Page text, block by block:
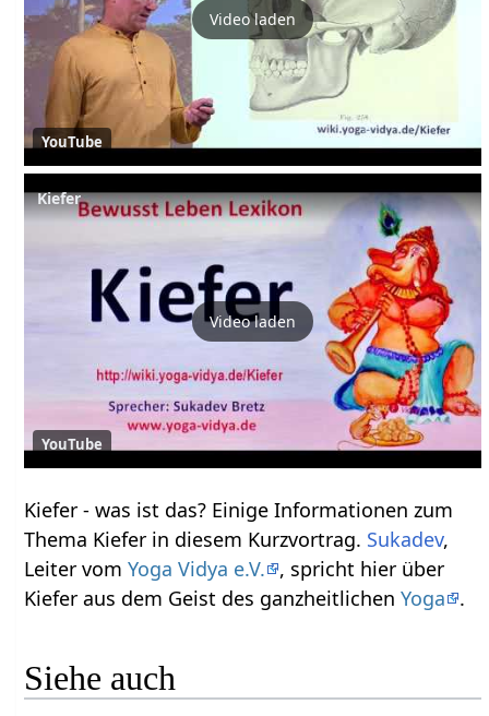
Video laden
YouTube
Kiefer
Video laden
YouTube
Kiefer‏‎ - was ist das? Einige Informationen zum
Thema Kiefer‏‎ in diesem Kurzvortrag. Sukadev,
Leiter vomYoga Vidya e.V.
, spricht hier über
Kiefer‏‎ aus dem Geist des ganzheitlichenYoga .
Siehe auch